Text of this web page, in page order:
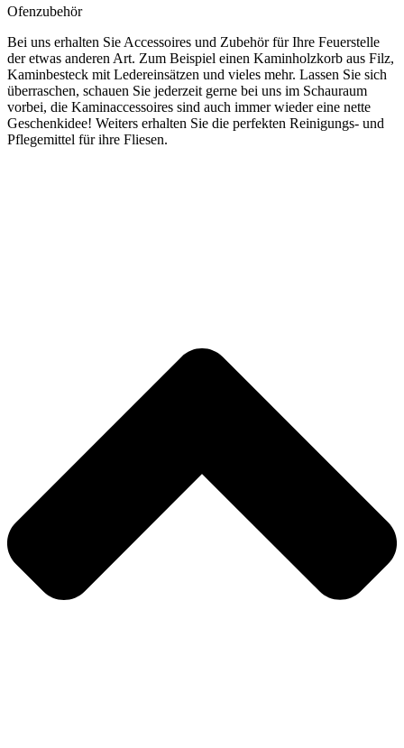
Ofenzubehör
Bei uns erhalten Sie Accessoires und Zubehör für Ihre Feuerstelle
der etwas anderen Art. Zum Beispiel einen Kaminholzkorb aus Filz,
Kaminbesteck mit Ledereinsätzen und vieles mehr. Lassen Sie sich
überraschen, schauen Sie jederzeit gerne bei uns im Schauraum
vorbei, die Kaminaccessoires sind auch immer wieder eine nette
Geschenkidee! Weiters erhalten Sie die perfekten Reinigungs- und
Pflegemittel für ihre Fliesen.